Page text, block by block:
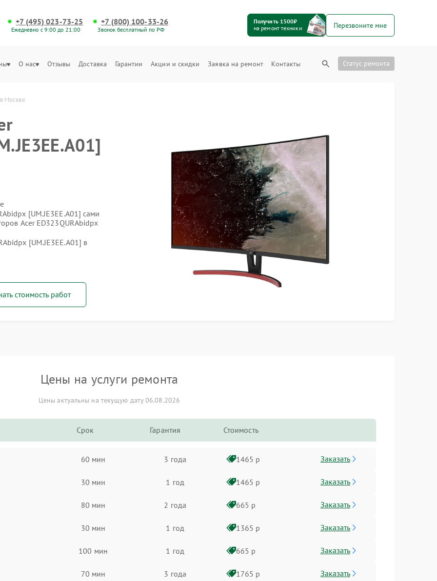
+7 (495) 023-73-25
Ежедневно с 9:00 до 21:00
+7 (800) 100-33-26
Звонок бесплатный по РФ
Получить 1500₽
на ремонт техники
Перезвоните мне
О нас Отзывы Доставка Гарантии Акции и скидки Заявка на ремонт Контакты Статус ремонта
Москве
[UM.JE3EE.A01] сами
Acer ED323QURAbidpx
[UM.JE3EE.A01] в
стоимость работ
Цены на услуги ремонта
Цены актуальны на текущую дату 06.08.2026
Срок Гарантия Стоимость
60 мин 3 года 1465 р Заказать
30 мин 1 год 1465 р Заказать
80 мин 2 года 665 р Заказать
30 мин 1 год 1365 р Заказать
100 мин 1 год 665 р Заказать
70 мин 3 года 1765 р Заказать